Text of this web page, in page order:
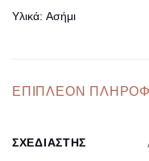
Υλικά: Ασήμι
ΕΠΙΠΛΈΟΝ
ΣΧΕΔΙΑΣΤΉΣ